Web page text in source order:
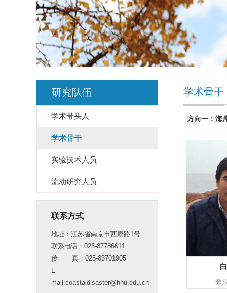
研究队伍
学术带头人
学术骨干
实验技术人员
流动研究人员
联系方式
地址：江苏省南京市西康路1号
联系电话：025-87786611
传 真：025-83701905
E-
mail:coastaldisaster@hhu.edu.cn
学术骨干
方向一：海
教